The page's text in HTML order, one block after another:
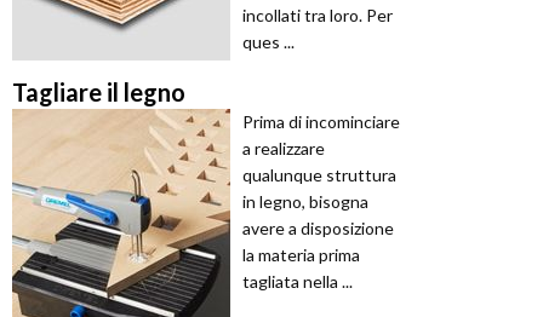
incollati tra loro. Per
ques ...
Tagliare il legno
Prima di incominciare
a realizzare
qualunque struttura
in legno, bisogna
avere a disposizione
la materia prima
tagliata nella ...